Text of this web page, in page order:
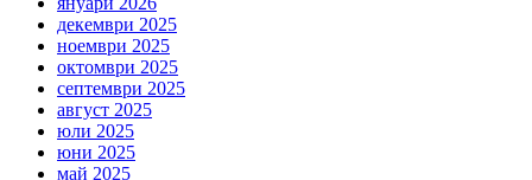
декември 2025
ноември 2025
октомври 2025
септември 2025
август 2025
юли 2025
юни 2025
май 2025